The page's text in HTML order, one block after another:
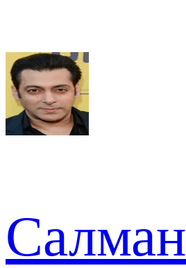
Салман